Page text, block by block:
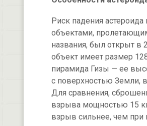
Риск падения
объектами,
названия, был открыт в
объект имеет размер
пирамида Гизы — ее
с поверхностью Земли,
Для сравнения,
взрыва мощностью 15
взрыв сильнее, чем